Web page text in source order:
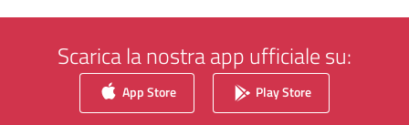
Scarica la nostra app ufficiale su:
App Store Play Store